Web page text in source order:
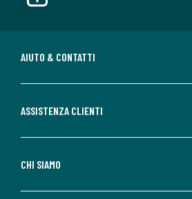
AIUTO & CONTATTI
ASSISTENZA CLIENTI
CHI SIAMO